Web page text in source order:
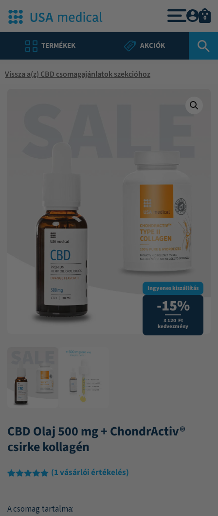
TERMÉKEK AKCIÓK
0
Vissza a(z) CBD csomagajánlatok szekcióhoz
Ingyenes kiszállítás
-15%
3 120 Ft
kedvezmény
CBD Olaj 500 mg + ChondrActiv®
csirke kollagén
értékelés
(1vásárlói értékelés)
A csomag tartalma: